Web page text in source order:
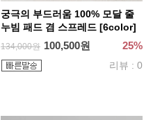
궁극의 부드러움 100% 모달 줄
누빔 패드 겸 스프레드 [6color]
134,000원 100,500원 25%
리뷰 : 0